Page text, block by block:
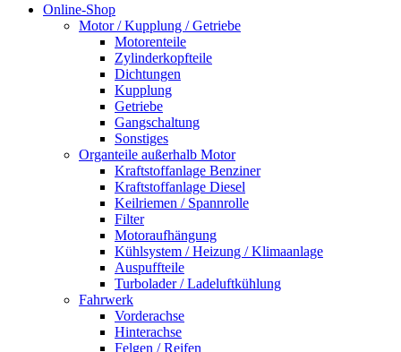
Online-Shop
Motor / Kupplung / Getriebe
Motorenteile
Zylinderkopfteile
Dichtungen
Kupplung
Getriebe
Gangschaltung
Sonstiges
Organteile außerhalb Motor
Kraftstoffanlage Benziner
Kraftstoffanlage Diesel
Keilriemen / Spannrolle
Filter
Motoraufhängung
Kühlsystem / Heizung / Klimaanlage
Auspuffteile
Turbolader / Ladeluftkühlung
Fahrwerk
Vorderachse
Hinterachse
Felgen / Reifen